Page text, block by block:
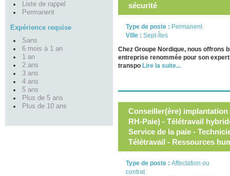
Liste de rappel
Permanent
Expérience requise
Sans
6 mois à 1 an
1 an
2 ans
3 ans
4 ans
5 ans
Plus de 5 ans
Plus de 10 ans
sécurité
Type de poste : Permanent
Ville : Sept-Îles
Chez Groupe Nordique, nous offrons
entreprise renommée pour son
transpo Lire la suite...
Conseiller(ère)
RH-Paie) - Télétravail
Service de la paie -
Télétravail - Ressources
Type de poste : Affectation ou
contrat